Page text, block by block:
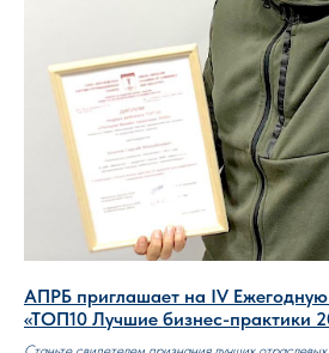
АПРБ приглашает на IV
«ТОП10 Лучшие бизнес-практики